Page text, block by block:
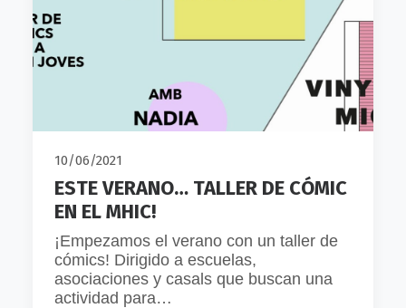
10/06/2021
ESTE VERANO… TALLER DE CÓMIC
EN EL MHIC!
¡Empezamos el verano con un taller de
cómics! Dirigido a escuelas,
asociaciones y casals que buscan una
actividad para…